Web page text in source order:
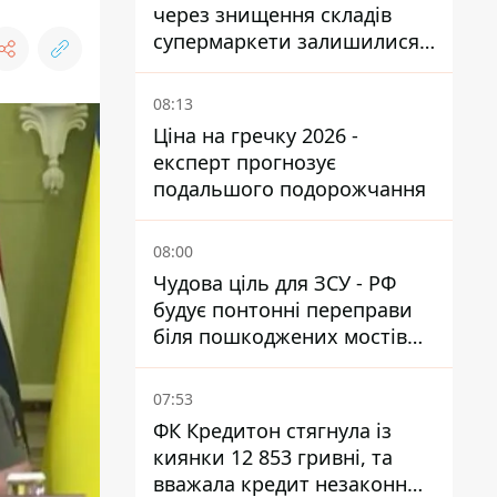
через знищення складів
супермаркети залишилися
без асортименту
08:13
Ціна на гречку 2026 -
експерт прогнозує
подальшого подорожчання
08:00
Чудова ціль для ЗСУ - РФ
будує понтонні переправи
біля пошкоджених мостів
на ТОТ
07:53
ФК Кредитон стягнула із
киянки 12 853 гривні, та
вважала кредит незаконним